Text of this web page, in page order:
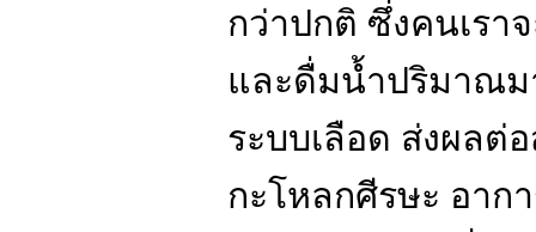
กว่าปกติ ซึ่งคนเราจ
และดื่มน้ำปริมาณม
ระบบเลือด ส่งผลต่
กะโหลกศีรษะ อาก